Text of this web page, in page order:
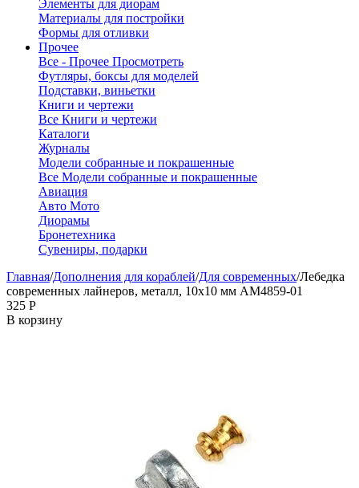
Элементы для диорам
Материалы для постройки
Формы для отливки
Прочее
Все - Прочее Просмотреть
Футляры, боксы для моделей
Подставки, виньетки
Книги и чертежи
Все Книги и чертежи
Каталоги
Журналы
Модели собранные и покрашенные
Все Модели собранные и покрашенные
Авиация
Авто Мото
Диорамы
Бронетехника
Сувениры, подарки
Главная/Дополнения для кораблей/Для современных/Лебедка
современных лайнеров, металл, 10х10 мм AM4859-01
‍325‍ Р
В корзину